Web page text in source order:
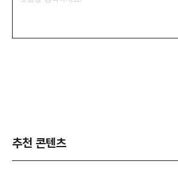
추천 콘텐츠